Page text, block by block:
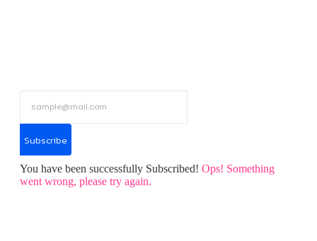
Subscribe
You have been successfully Subscribed! Ops! Something
went wrong, please try again.